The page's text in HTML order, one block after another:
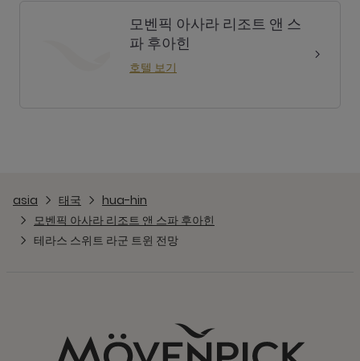
모벤픽 아사라 리조트 앤 스
파 후아힌
호텔 보기
asia 태국
hua-hin
모벤픽 아사라 리조트 앤 스파 후아힌
테라스 스위트 라군 트윈 전망